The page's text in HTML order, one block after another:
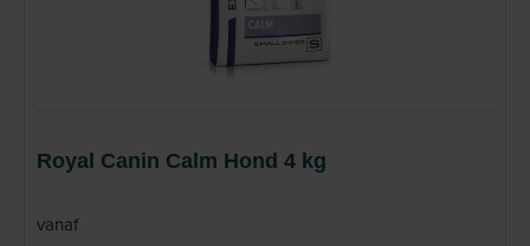
Royal Canin Calm Hond 4 kg
vanaf